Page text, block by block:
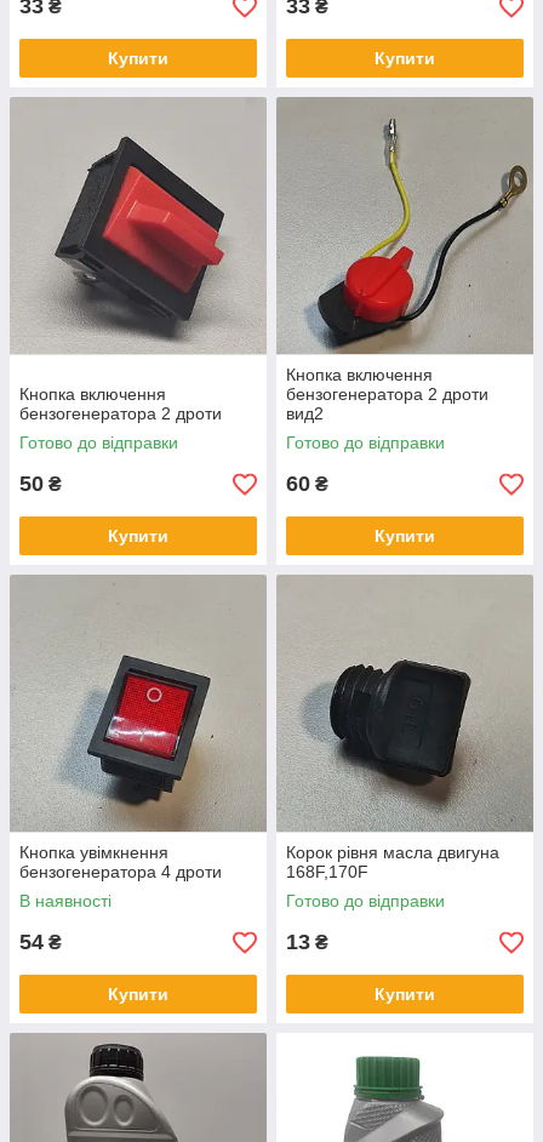
33 ₴
Купити
33 ₴
Купити
Кнопка включення
бензогенератора 2 дроти
Готово до відправки
50 ₴
Купити
Кнопка включення
бензогенератора 2 дроти
вид2
Готово до відправки
60 ₴
Купити
Кнопка увімкнення
бензогенератора 4 дроти
В наявності
54 ₴
Купити
Корок рівня масла двигуна
168F,170F
Готово до відправки
13 ₴
Купити